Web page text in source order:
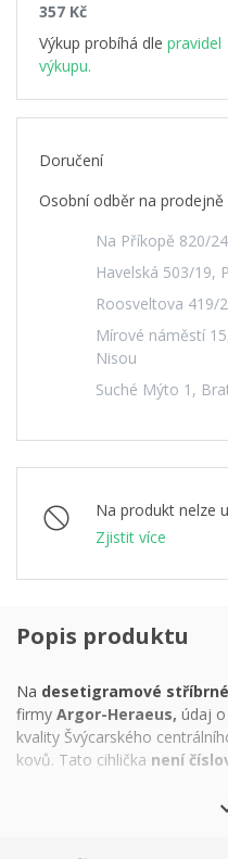
357 Kč
Výkup probíhá dle pravidel
výkupu.
Doručení
Osobní odběr na prodejně
Na Příkopě 820/
Havelská 503/19,
Roosveltova 419/
Mírové náměstí
Nisou
Suché Mýto 1,
Na produkt nelze
Zjistit více
Popis produktu
Na desetigramové
firmy Argor-Heraeus, údaj
kvality Švýcarského
kovů. Tato cihlička není
Rozměr cihličky: 31,5 x 18,5